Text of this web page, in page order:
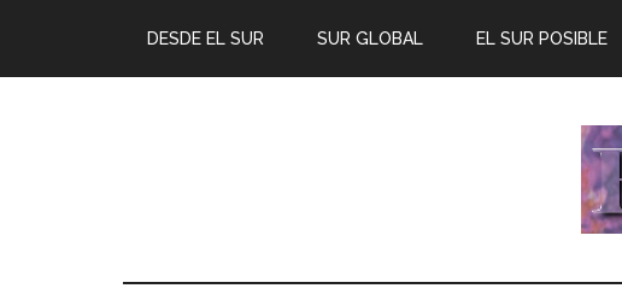
DESDE EL SUR SUR GLOBAL EL SUR POSIBLE